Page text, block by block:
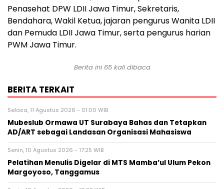
Penasehat DPW LDII Jawa Timur, Sekretaris,
Bendahara, Wakil Ketua, jajaran pengurus Wanita LDII
dan Pemuda LDII Jawa Timur, serta pengurus harian
PWM Jawa Timur.
Berita ini 65kali dibaca
BERITA TERKAIT
Selasa, 11 Agustus 2026 - 01:00 WIB
Mubeslub Ormawa UT Surabaya Bahas dan Tetapkan
AD/ART sebagai Landasan Organisasi Mahasiswa
Senin, 10 Agustus 2026 - 17:25 WIB
Pelatihan Menulis Digelar di MTS Mamba’ul Ulum Pekon
Margoyoso, Tanggamus